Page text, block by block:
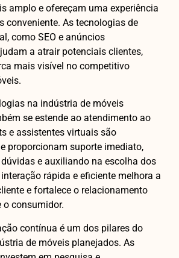
amplo e ofereçam uma experiência
conveniente. As tecnologias de
como SEO e anúncios
a atrair potenciais clientes,
mais visível no competitivo
na indústria de móveis
se estende ao atendimento ao
e assistentes virtuais são
proporcionam suporte imediato,
e auxiliando na escolha dos
rápida e eficiente melhora a
e fortalece o relacionamento
o consumidor.
contínua é um dos pilares do
de móveis planejados. As